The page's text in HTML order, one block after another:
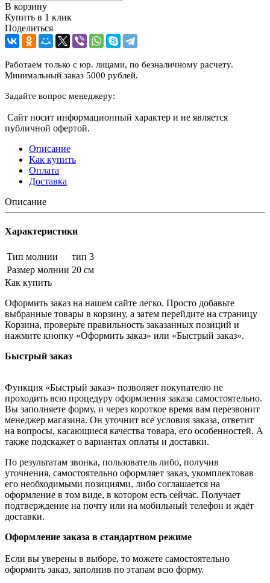
В корзину
Купить в 1 клик
Поделиться
Работаем только с юр. лицами, по безналичному расчету.
Минимальный заказ 5000 рублей.
Задайте вопрос менеджеру:
Сайт носит информационный характер и не является
публичной офертой.
Описание
Как купить
Оплата
Доставка
Описание
Характеристики
Тип молнии
тип 3
Размер молнии 20 см
Как купить
Оформить заказ на нашем сайте легко. Просто добавьте
выбранные товары в корзину, а затем перейдите на страницу
Корзина, проверьте правильность заказанных позиций и
нажмите кнопку «Оформить заказ» или «Быстрый заказ».
Быстрый заказ
Функция «Быстрый заказ» позволяет покупателю не
проходить всю процедуру оформления заказа самостоятельно.
Вы заполняете форму, и через короткое время вам перезвонит
менеджер магазина. Он уточнит все условия заказа, ответит
на вопросы, касающиеся качества товара, его особенностей. А
также подскажет о вариантах оплаты и доставки.
По результатам звонка, пользователь либо, получив
уточнения, самостоятельно оформляет заказ, укомплектовав
его необходимыми позициями, либо соглашается на
оформление в том виде, в котором есть сейчас. Получает
подтверждение на почту или на мобильный телефон и ждёт
доставки.
Оформление заказа в стандартном режиме
Если вы уверены в выборе, то можете самостоятельно
оформить заказ, заполнив по этапам всю форму.